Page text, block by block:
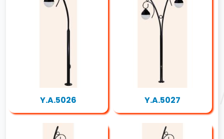
Y.A.5026 Y.A.5027